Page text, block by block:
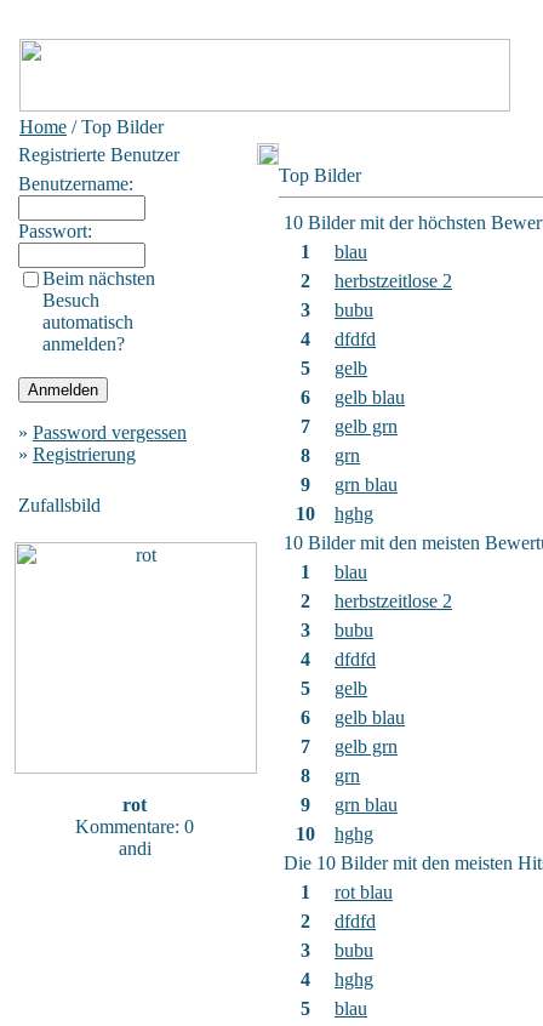
Home / Top Bilder
Registrierte Benutzer
Benutzername:
Passwort:
Beim nächsten
Besuch
automatisch
anmelden?
» Password vergessen
» Registrierung
Zufallsbild
rot
Kommentare: 0
andi
Top Bilder
10 Bilder mit der höchsten
1
blau
2
herbstzeitlose 2
3
bubu
4
dfdfd
5
gelb
6
gelb blau
7
gelb grn
8
grn
9
grn blau
10
hghg
10 Bilder mit den meisten
1
blau
2
herbstzeitlose 2
3
bubu
4
dfdfd
5
gelb
6
gelb blau
7
gelb grn
8
grn
9
grn blau
10
hghg
Die 10 Bilder mit den meisten
1
rot blau
2
dfdfd
3
bubu
4
hghg
5
blau